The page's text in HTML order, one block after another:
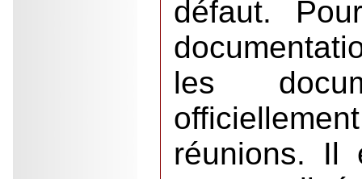
défaut.
les
réunions. Il